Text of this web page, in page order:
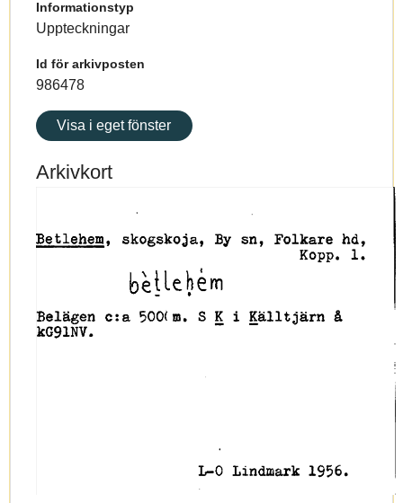
Informationstyp
Uppteckningar
Id för arkivposten
986478
Visa i eget fönster
Arkivkort